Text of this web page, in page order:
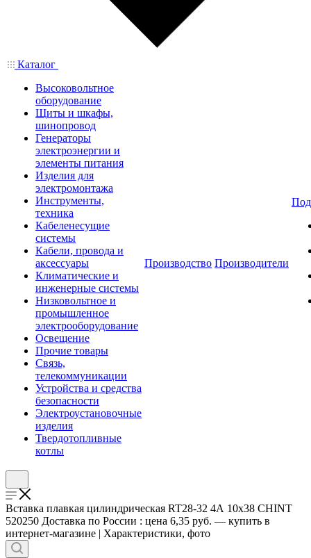
Каталог
Высоковольтное
оборудование
Щиты и шкафы,
шинопровод
Генераторы
электроэнергии и
элементы питания
Изделия для
электромонтажа
Инструменты,
техника
Кабеленесущие
системы
Кабели, провода и
аксессуары
Климатические и
инженерные системы
Низковольтное и
промышленное
электрооборудование
Освещение
Прочие товары
Связь,
телекоммуникации
Устройства и средства
безопасности
Электроустановочные
изделия
Твердотопливные
котлы
Производство Производители
Вставка плавкая цилиндрическая RT28-32 4А 10х38 CHINT
520250 Доставка по России : цена 6,35 руб. — купить в
интернет-магазине | Характеристики, фото